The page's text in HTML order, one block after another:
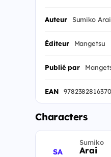
Auteur Sumiko Arai
Éditeur Mangetsu
Publié par
EAN 9782382816370
Characters
SA
Sumiko
Arai